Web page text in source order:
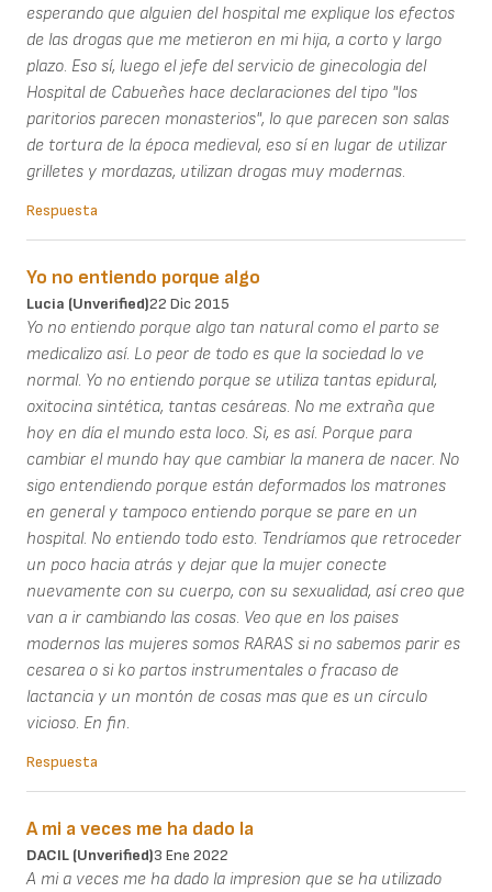
esperando que alguien del hospital me explique los efectos
de las drogas que me metieron en mi hija, a corto y largo
plazo. Eso sí, luego el jefe del servicio de ginecologia del
Hospital de Cabueñes hace declaraciones del tipo "los
paritorios parecen monasterios", lo que parecen son salas
de tortura de la época medieval, eso sí en lugar de utilizar
grilletes y mordazas, utilizan drogas muy modernas.
Respuesta
Yo no entiendo porque algo
Lucia (unverified)22 Dic 2015
Yo no entiendo porque algo tan natural como el parto se
medicalizo así. Lo peor de todo es que la sociedad lo ve
normal. Yo no entiendo porque se utiliza tantas epidural,
oxitocina sintética, tantas cesáreas. No me extraña que
hoy en día el mundo esta loco. Si, es así. Porque para
cambiar el mundo hay que cambiar la manera de nacer. No
sigo entendiendo porque están deformados los matrones
en general y tampoco entiendo porque se pare en un
hospital. No entiendo todo esto. Tendríamos que retroceder
un poco hacia atrás y dejar que la mujer conecte
nuevamente con su cuerpo, con su sexualidad, así creo que
van a ir cambiando las cosas. Veo que en los paises
modernos las mujeres somos RARAS si no sabemos parir es
cesarea o si ko partos instrumentales o fracaso de
lactancia y un montón de cosas mas que es un círculo
vicioso. En fin.
Respuesta
A mi a veces me ha dado la
DACIL (unverified)3 Ene 2022
A mi a veces me ha dado la impresion que se ha utilizado